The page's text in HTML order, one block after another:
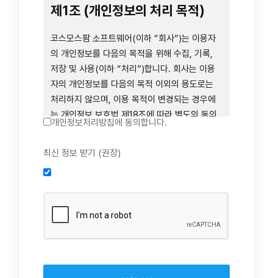
련 장비 등을 이용하거나 이에 접근하는 행위를
즉시 중단하여야 합니다. 그러므로, 서비스 사용
전에 본 이용약관의 내용을 주의 깊게 읽으시기
바랍니다.
제1장 총칙
제1조 (목적)
웹사이트, 관련 소프트웨어 및 장비 등을 통하여
제공하는 "사이드톡" 서비스와 관련하여 회사와
사항을 규정함을 목적으로 합니다.
제1조 (개인정보의 처리 목적)
코스모스팜 소프트웨어(이하 “회사”)는 이용자
의 개인정보를 다음의 목적을 위해 수집, 기록,
저장 및 사용(이하 “처리”)합니다. 회사는 이용
자의 개인정보를 다음의 목적 이외의 용도로는
처리하지 않으며, 이용 목적이 변경되는 경우에
는 개인정보 보호법 제18조에 따라 별도의 동의
를 받는 등 법령상 필요한 조치를 이행합니다.
인 동의 진행, 이용자 및 법정대리인의 본인 확
인, 이용자 식별, 회원탈퇴 의사의 확인
2. 약관 위반 행위 등을 포함하여 서비스의 원활
한 운영에 지장을 주는 행위에 대한 방지 및 제
재, 계정도용 방지, 약관 개정 등의 고지사항 전
달, 분쟁조정을 위한 기록 보존, 민원처리 등 이
3. 서비스 이용기록과 접속 빈도 분석, 서비스 이
개인정보처리방침에 동의합니다.
최신 정보 받기 (권장)